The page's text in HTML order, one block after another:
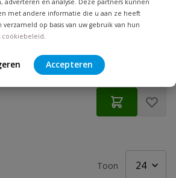
adverteren en analyse. Deze partners kunnen
met andere informatie die u aan ze heeft
op basis van uw gebruik van hun
cookiebeleid.
Accepteren
2K Epoxylijm 24ml
Griffon 2-componenten epoxylijm.
Toon